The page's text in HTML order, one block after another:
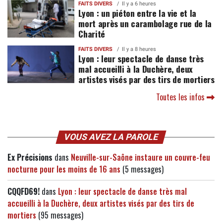
FAITS DIVERS Il y a 6 heures
Lyon : un piéton entre la vie et la
mort après un carambolage rue de la
Charité
FAITS DIVERS Il y a 8 heures
Lyon : leur spectacle de danse très
mal accueilli à la Duchère, deux
artistes visés par des tirs de mortiers
Toutes les infos
VOUS AVEZ LA PAROLE
Ex Précisions dans Neuville-sur-Saône instaure un couvre-feu
nocturne pour les moins de 16 ans (5 messages)
CQQFD69! dans Lyon : leur spectacle de danse très mal
accueilli à la Duchère, deux artistes visés par des tirs de
mortiers (95 messages)